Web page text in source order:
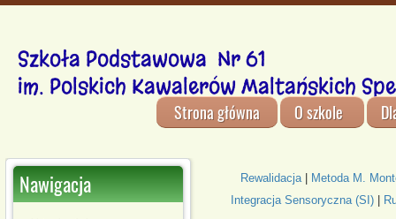
Szkoła Podstawowa Nr 61
im. Polskich Kawalerów Maltańskich
Strona główna O szkole
Nawigacja Rewalidacja|
Metoda M.
Integracja Sensoryczna (SI)